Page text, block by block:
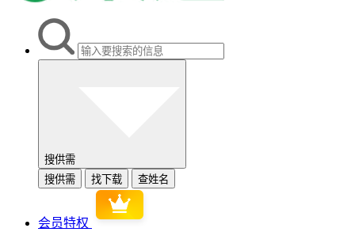
搜供需
搜供需
找下载 查姓名
会员特权